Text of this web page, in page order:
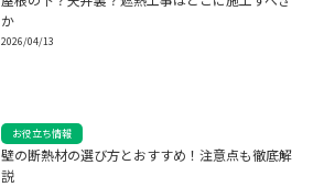
か
2026/04/13
お役立ち情報
壁の断熱材の選び方とおすすめ！注意点も徹底解
説